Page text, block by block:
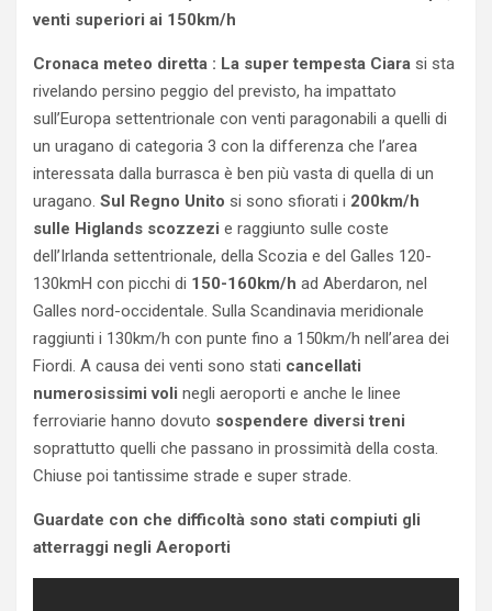
Cronaca meteo diretta : La super tempesta Ciara si sta
rivelando persino peggio del previsto, ha impattato
sull’Europa settentrionale con venti paragonabili a quelli di
un uragano di categoria 3 con la differenza che l’area
interessata dalla burrasca è ben più vasta di quella di un
uragano. Sul Regno Unito si sono sfiorati i 200km/h
sulle Higlands scozzezi e raggiunto sulle coste
dell’Irlanda settentrionale, della Scozia e del Galles 120-
130kmH con picchi di 150-160km/h ad Aberdaron, nel
Galles nord-occidentale. Sulla Scandinavia meridionale
raggiunti i 130km/h con punte fino a 150km/h nell’area dei
Fiordi. A causa dei venti sono stati cancellati
numerosissimi voli negli aeroporti e anche le linee
ferroviarie hanno dovuto sospendere diversi treni
soprattutto quelli che passano in prossimità della costa.
Chiuse poi tantissime strade e super strade.
Guardate con che difficoltà sono stati compiuti gli
atterraggi negli Aeroporti